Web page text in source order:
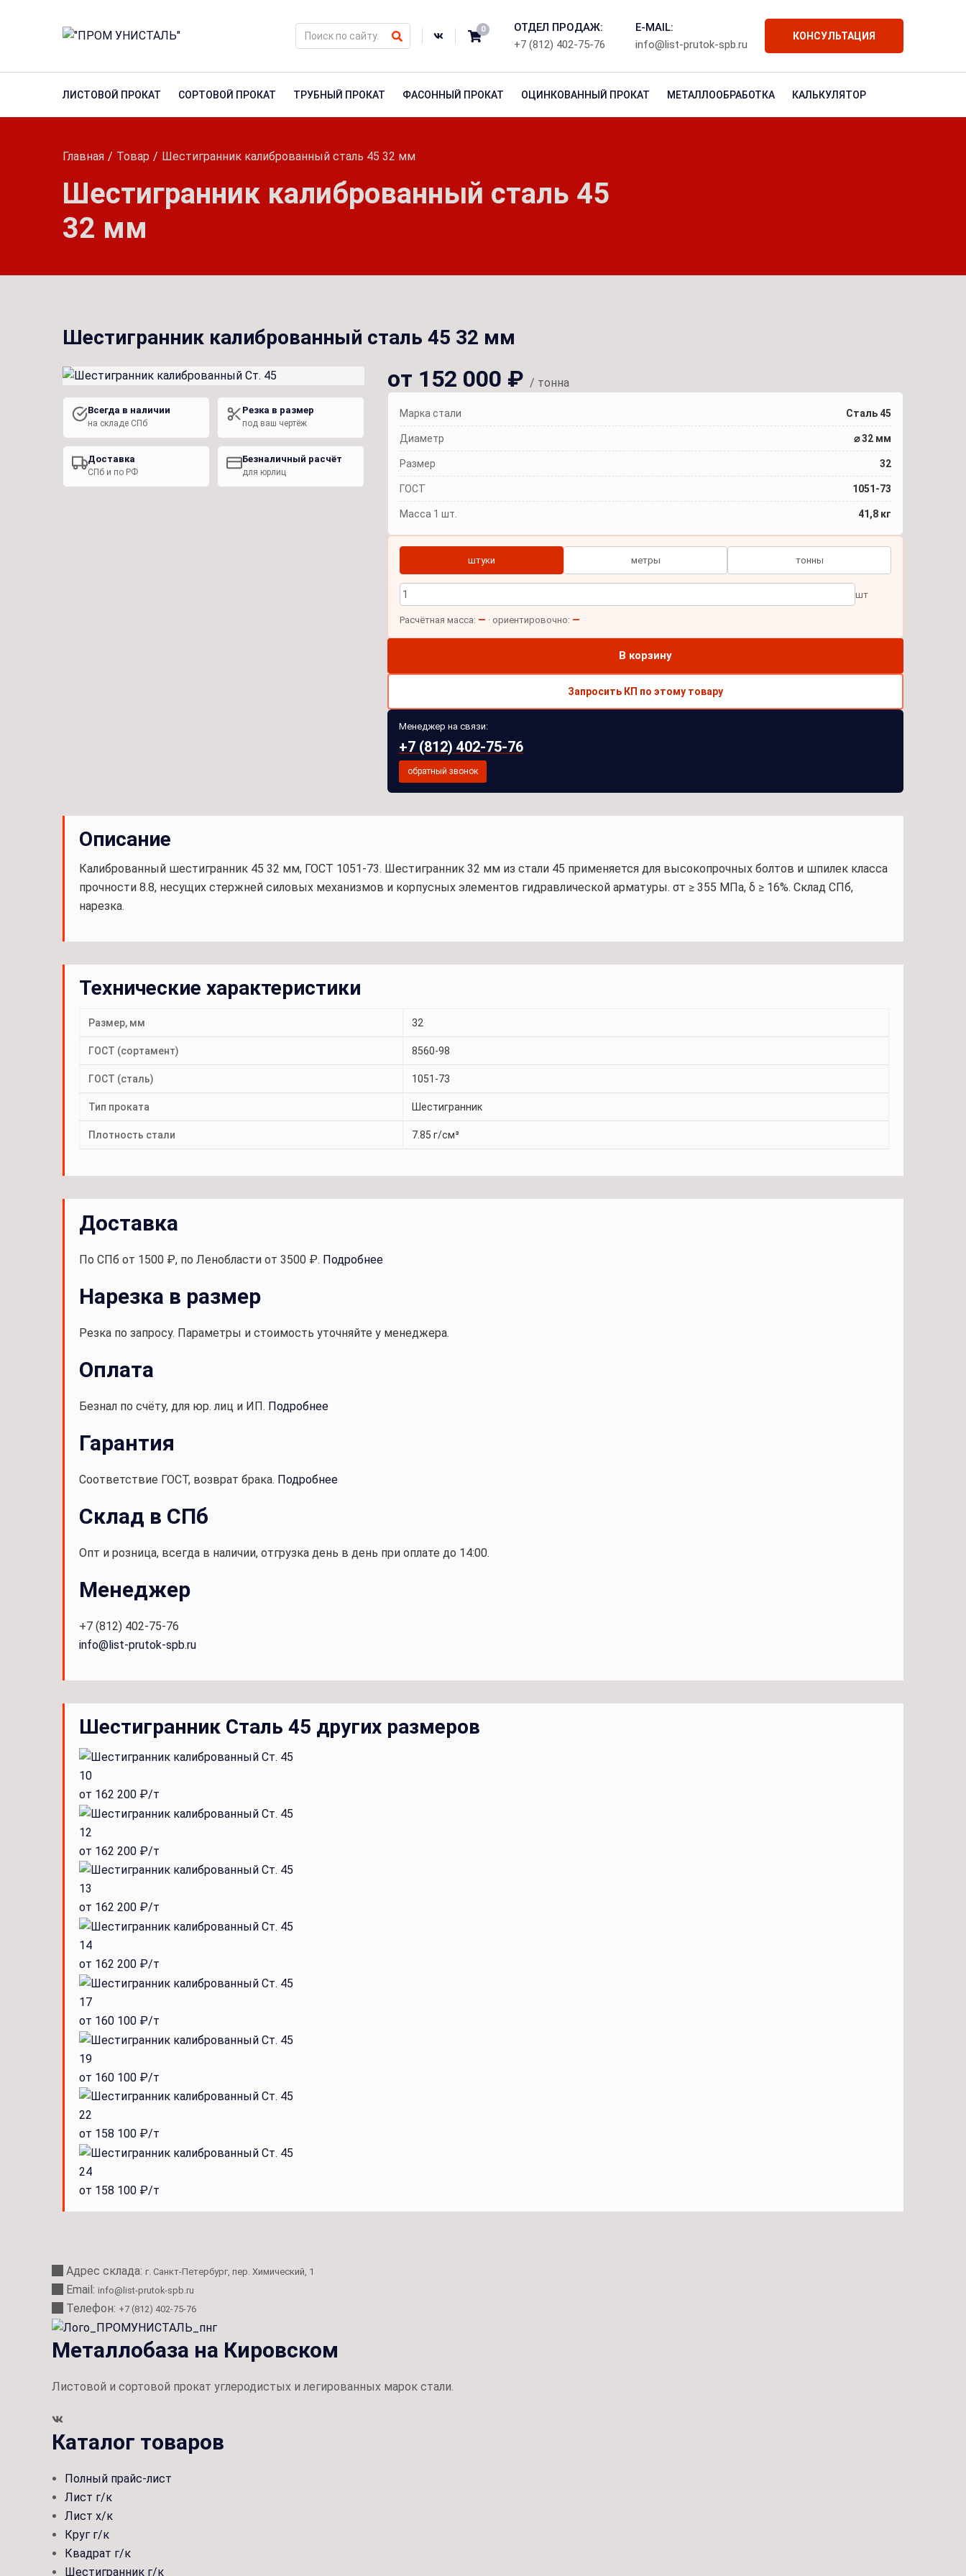
0
КОНСУЛЬТАЦИЯ
ОТДЕЛ ПРОДАЖ:
+7 (812) 402-75-76
E-MAIL:
info@list-prutok-spb.ru
ЛИСТОВОЙ ПРОКАТ СОРТОВОЙ ПРОКАТ ТРУБНЫЙ ПРОКАТ ФАСОННЫЙ ПРОКАТ ОЦИНКОВАННЫЙ ПРОКАТ МЕТАЛЛООБРАБОТКА КАЛЬКУЛЯТОР
Главная Товар Шестигранник калиброванный сталь 45 32 мм
Шестигранник калиброванный сталь 45
32 мм
Шестигранник калиброванный сталь 45 32 мм
Всегда в наличии
на складе СПб
Резка в размер
под ваш чертёж
Доставка
СПб и по РФ
Безналичный расчёт
для юрлиц
от 152 000 ₽ / тонна
Марка стали Сталь 45
Диаметр ⌀ 32 мм
Размер 32
ГОСТ 1051-73
Масса 1 шт. 41,8 кг
штуки метры тонны
шт
Расчётная масса: — · ориентировочно: —
В корзину
Запросить КП по этому товару
Менеджер на связи:
+7 (812) 402-75-76
обратный звонок
Описание
Калиброванный шестигранник 45 32 мм, ГОСТ 1051-73. Шестигранник 32 мм из стали 45 применяется для высокопрочных болтов и шпилек класса
прочности 8.8, несущих стержней силовых механизмов и корпусных элементов гидравлической арматуры. σт ≥ 355 МПа, δ ≥ 16%. Склад СПб,
нарезка.
Технические характеристики
Размер, мм 32
ГОСТ (сортамент) 8560-98
ГОСТ (сталь) 1051-73
Тип проката Шестигранник
Плотность стали 7.85 г/см³
Доставка
По СПб от 1500 ₽, по Ленобласти от 3500 ₽. Подробнее
Нарезка в размер
Резка по запросу. Параметры и стоимость уточняйте у менеджера.
Оплата
Безнал по счёту, для юр. лиц и ИП. Подробнее
Гарантия
Соответствие ГОСТ, возврат брака. Подробнее
Склад в СПб
Опт и розница, всегда в наличии, отгрузка день в день при оплате до 14:00.
Менеджер
+7 (812) 402-75-76
info@list-prutok-spb.ru
Шестигранник Сталь 45 других размеров
10
от 162 200 ₽/т
12
от 162 200 ₽/т
13
от 162 200 ₽/т
14
от 162 200 ₽/т
17
от 160 100 ₽/т
19
от 160 100 ₽/т
22
от 158 100 ₽/т
24
от 158 100 ₽/т
Адрес склада: г. Санкт-Петербург, пер. Химический, 1
Email: info@list-prutok-spb.ru
Телефон: +7 (812) 402-75-76
Металлобаза на Кировском
Листовой и сортовой прокат углеродистых и легированных марок стали.
Каталог товаров
Полный прайс-лист
Лист г/к
Лист х/к
Круг г/к
Квадрат г/к
Шестигранник г/к